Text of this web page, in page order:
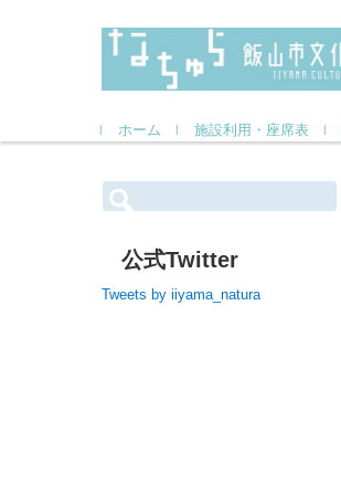
ホーム 施設利用・座席表
検
索:
公式Twitter
Tweets by iiyama_natura